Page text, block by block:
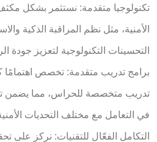
تكنولوجيا متقدمة: نستثمر بشكل
الأمنية، مثل نظم المراقبة الذكية
التحسينات التكنولوجية لتعزيز جودة
برامج تدريب متقدمة: تخصص اهتمامًا
تدريب متخصصة للحراس، مما يضمن
في التعامل مع مختلف التحديات
التكامل الفعّال للتقنيات: نركز على